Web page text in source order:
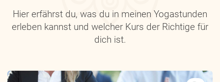
Hier erfährst du, was du in meinen Yogastunden
erleben kannst und welcher Kurs der Richtige für
dich ist.